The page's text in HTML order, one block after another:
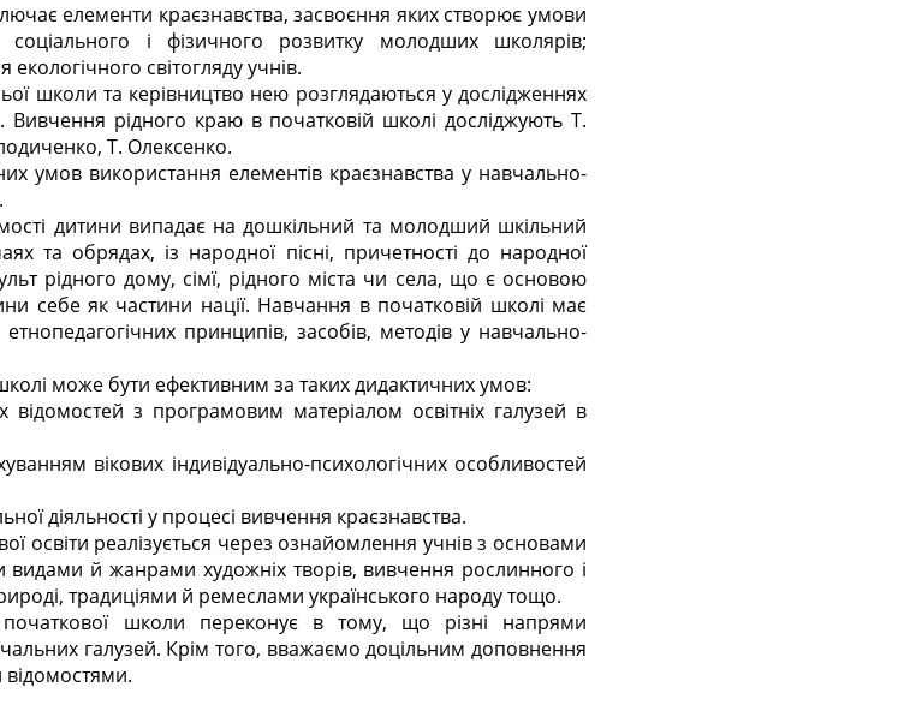
елементи краєзнавства, засвоєння яких створює умови
соціального і фізичного розвитку молодших школярів;
світогляду учнів.
школи та керівництво нею розглядаються у дослідженнях
рідного краю в початковій школі досліджують Т.
Т. Олексенко.
умов використання елементів краєзнавства у навчально-
дитини випадає на дошкільний та молодший шкільний
та обрядах, із народної пісні, причетності до народної
рідного дому, сімї, рідного міста чи села, що є основою
себе як частини нації. Навчання в початковій школі має
принципів, засобів, методів у навчально-
може бути ефективним за таких дидактичних умов:
відомостей з програмовим матеріалом освітніх галузей в
вікових індивідуально-психологічних особливостей
діяльності у процесі вивчення краєзнавства.
освіти реалізується через ознайомлення учнів з основами
видами й жанрами художніх творів, вивчення рослинного і
традиціями й ремеслами українського народу тощо.
школи переконує в тому, що різні напрями
галузей. Крім того, вважаємо доцільним доповнення